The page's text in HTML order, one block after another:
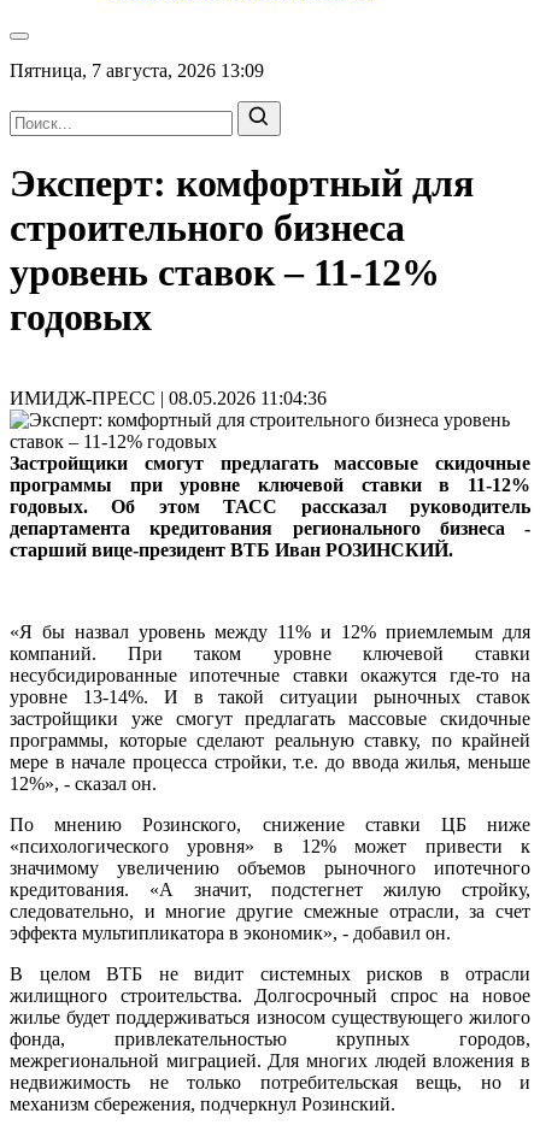
Пятница, 7 августа, 2026 13:09
Эксперт: комфортный для
строительного бизнеса
уровень ставок – 11-12%
годовых
ИМИДЖ-ПРЕСС | 08.05.2026 11:04:36
Застройщики смогут предлагать массовые скидочные
программы при уровне ключевой ставки в 11-12%
годовых. Об этом ТАСС рассказал руководитель
департамента кредитования регионального бизнеса -
старший вице-президент ВТБ Иван РОЗИНСКИЙ.
«Я бы назвал уровень между 11% и 12% приемлемым для
компаний. При таком уровне ключевой ставки
несубсидированные ипотечные ставки окажутся где-то на
уровне 13-14%. И в такой ситуации рыночных ставок
застройщики уже смогут предлагать массовые скидочные
программы, которые сделают реальную ставку, по крайней
мере в начале процесса стройки, т.е. до ввода жилья, меньше
12%», - сказал он.
По мнению Розинского, снижение ставки ЦБ ниже
«психологического уровня» в 12% может привести к
значимому увеличению объемов рыночного ипотечного
кредитования. «А значит, подстегнет жилую стройку,
следовательно, и многие другие смежные отрасли, за счет
эффекта мультипликатора в экономик», - добавил он.
В целом ВТБ не видит системных рисков в отрасли
жилищного строительства. Долгосрочный спрос на новое
жилье будет поддерживаться износом существующего жилого
фонда, привлекательностью крупных городов,
межрегиональной миграцией. Для многих людей вложения в
недвижимость не только потребительская вещь, но и
механизм сбережения, подчеркнул Розинский.